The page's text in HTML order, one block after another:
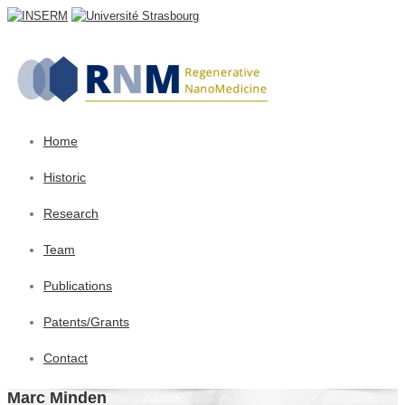
Home
Historic
Research
Team
Publications
Patents/Grants
Contact
Marc Minden